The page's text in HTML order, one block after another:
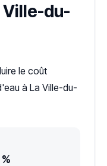
Ville-du-
le coût
à La Ville-du-